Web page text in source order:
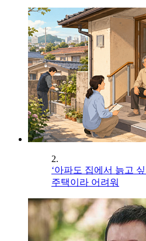
2.
‘아파도 집에서 늙고
주택이라 어려워